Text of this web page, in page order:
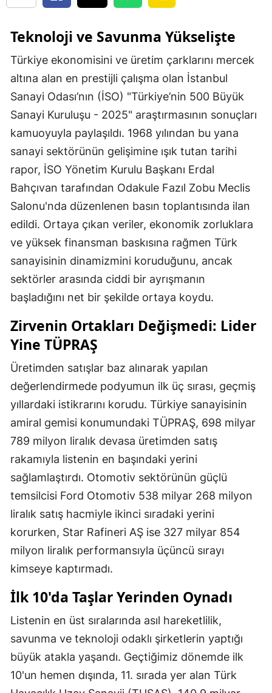
Teknoloji ve Savunma Yükselişte
Türkiye ekonomisini ve üretim çarklarını mercek
altına alan en prestijli çalışma olan İstanbul
Sanayi Odası’nın (İSO) "Türkiye’nin 500 Büyük
Sanayi Kuruluşu - 2025" araştırmasının sonuçları
kamuoyuyla paylaşıldı. 1968 yılından bu yana
sanayi sektörünün gelişimine ışık tutan tarihi
rapor, İSO Yönetim Kurulu Başkanı Erdal
Bahçıvan tarafından Odakule Fazıl Zobu Meclis
Salonu'nda düzenlenen basın toplantısında ilan
edildi. Ortaya çıkan veriler, ekonomik zorluklara
ve yüksek finansman baskısına rağmen Türk
sanayisinin dinamizmini koruduğunu, ancak
sektörler arasında ciddi bir ayrışmanın
başladığını net bir şekilde ortaya koydu.
Zirvenin Ortakları Değişmedi: Lider
Yine TÜPRAŞ
Üretimden satışlar baz alınarak yapılan
değerlendirmede podyumun ilk üç sırası, geçmiş
yıllardaki istikrarını korudu. Türkiye sanayisinin
amiral gemisi konumundaki TÜPRAŞ, 698 milyar
789 milyon liralık devasa üretimden satış
rakamıyla listenin en başındaki yerini
sağlamlaştırdı. Otomotiv sektörünün güçlü
temsilcisi Ford Otomotiv 538 milyar 268 milyon
liralık satış hacmiyle ikinci sıradaki yerini
korurken, Star Rafineri AŞ ise 327 milyar 854
milyon liralık performansıyla üçüncü sırayı
kimseye kaptırmadı.
İlk 10'da Taşlar Yerinden Oynadı
Listenin en üst sıralarında asıl hareketlilik,
savunma ve teknoloji odaklı şirketlerin yaptığı
büyük atakla yaşandı. Geçtiğimiz dönemde ilk
10'un hemen dışında, 11. sırada yer alan Türk